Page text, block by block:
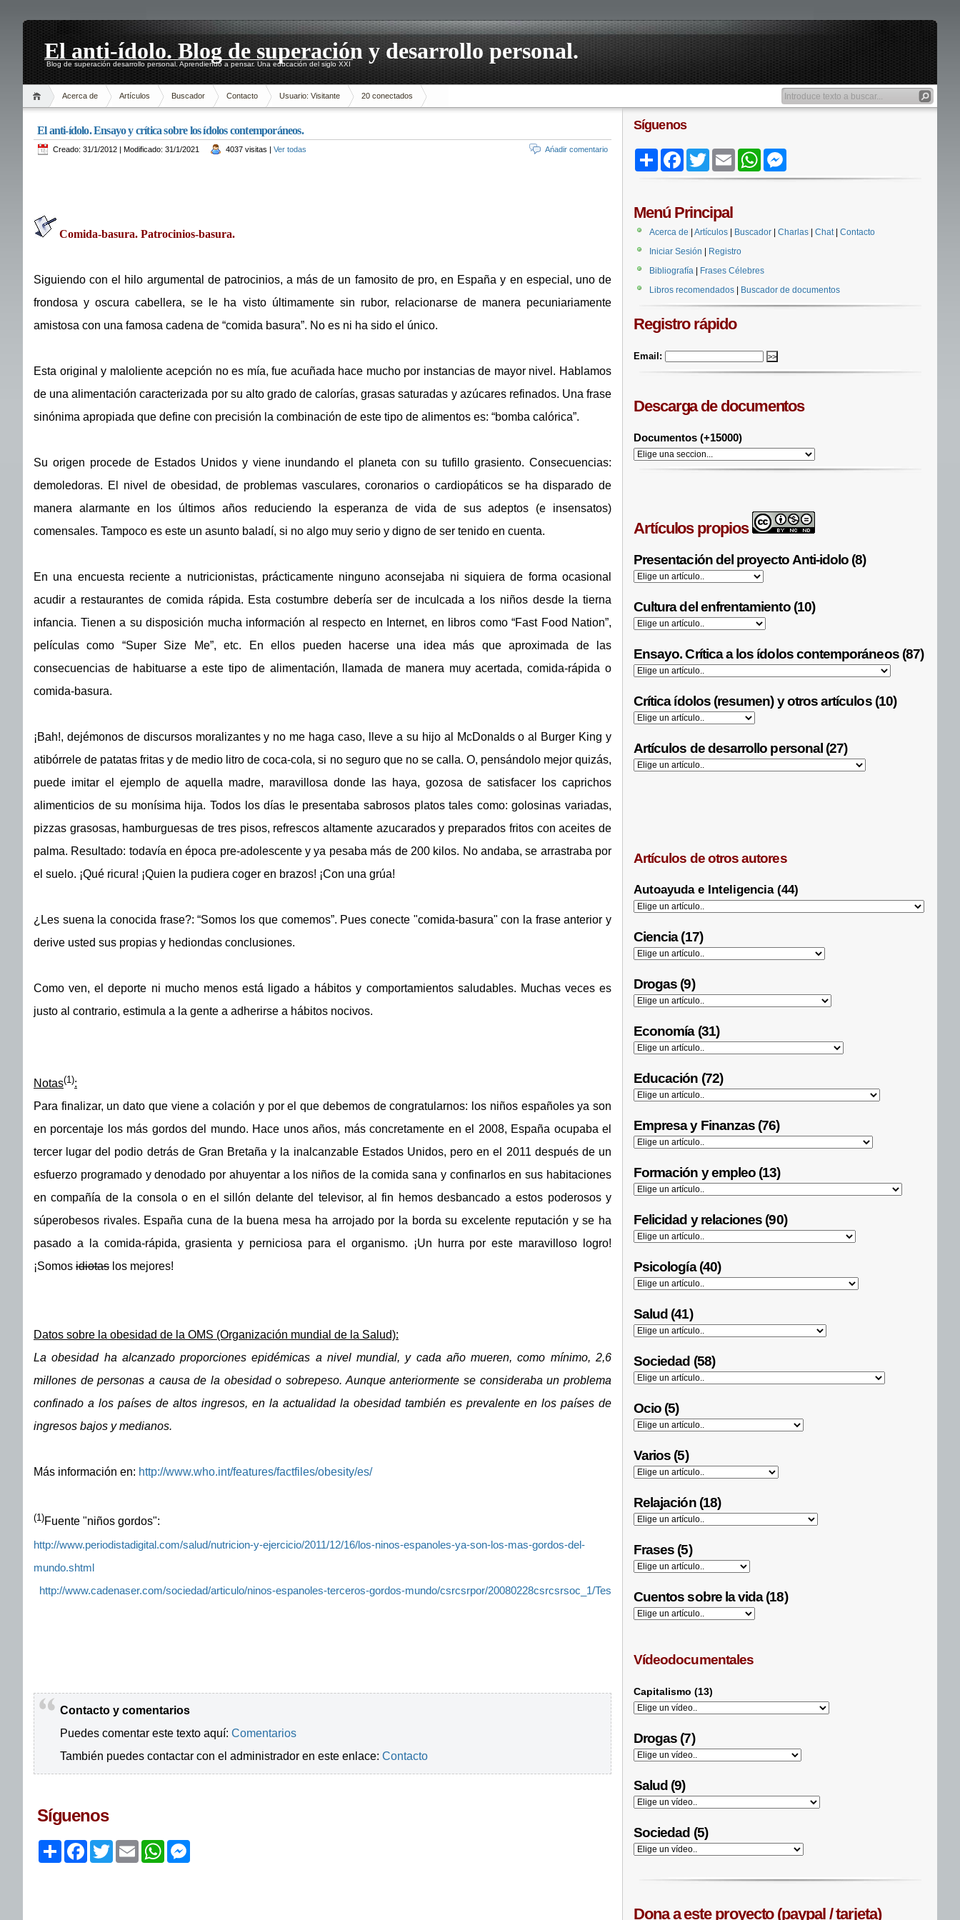
El anti-ídolo. Blog de superación y desarrollo personal.
Blog de superación desarrollo personal. Aprendiendo a pensar. Una educación del siglo XXI
Acerca de Artículos Buscador Contacto Usuario: Visitante 20 conectados
El anti-ídolo. Ensayo y crítica sobre los ídolos contemporáneos.
Creado: 31/1/2012 | Modificado: 31/1/2021 4037 visitas | Ver todas Ańadir comentario
Comida-basura. Patrocinios-basura.
Siguiendo con el hilo argumental de patrocinios, a más de un famosito de pro, en España y en especial, uno de
frondosa y oscura cabellera, se le ha visto últimamente sin rubor, relacionarse de manera pecuniariamente
amistosa con una famosa cadena de “comida basura”. No es ni ha sido el único.
Esta original y maloliente acepción no es mía, fue acuñada hace mucho por instancias de mayor nivel. Hablamos
de una alimentación caracterizada por su alto grado de calorías, grasas saturadas y azúcares refinados. Una frase
sinónima apropiada que define con precisión la combinación de este tipo de alimentos es: “bomba calórica”.
Su origen procede de Estados Unidos y viene inundando el planeta con su tufillo grasiento. Consecuencias:
demoledoras. El nivel de obesidad, de problemas vasculares, coronarios o cardiopáticos se ha disparado de
manera alarmante en los últimos años reduciendo la esperanza de vida de sus adeptos (e insensatos)
comensales. Tampoco es este un asunto baladí, si no algo muy serio y digno de ser tenido en cuenta.
En una encuesta reciente a nutricionistas, prácticamente ninguno aconsejaba ni siquiera de forma ocasional
acudir a restaurantes de comida rápida. Esta costumbre debería ser de inculcada a los niños desde la tierna
infancia. Tienen a su disposición mucha información al respecto en Internet, en libros como “Fast Food Nation”,
películas como “Super Size Me”, etc. En ellos pueden hacerse una idea más que aproximada de las
consecuencias de habituarse a este tipo de alimentación, llamada de manera muy acertada, comida-rápida o
comida-basura.
¡Bah!, dejémonos de discursos moralizantes y no me haga caso, lleve a su hijo al McDonalds o al Burger King y
atibórrele de patatas fritas y de medio litro de coca-cola, si no seguro que no se calla. O, pensándolo mejor quizás,
puede imitar el ejemplo de aquella madre, maravillosa donde las haya, gozosa de satisfacer los caprichos
alimenticios de su monísima hija. Todos los días le presentaba sabrosos platos tales como: golosinas variadas,
pizzas grasosas, hamburguesas de tres pisos, refrescos altamente azucarados y preparados fritos con aceites de
palma. Resultado: todavía en época pre-adolescente y ya pesaba más de 200 kilos. No andaba, se arrastraba por
el suelo. ¡Qué ricura! ¡Quien la pudiera coger en brazos! ¡Con una grúa!
¿Les suena la conocida frase?: “Somos los que comemos”. Pues conecte "comida-basura" con la frase anterior y
derive usted sus propias y hediondas conclusiones.
Como ven, el deporte ni mucho menos está ligado a hábitos y comportamientos saludables. Muchas veces es
justo al contrario, estimula a la gente a adherirse a hábitos nocivos.
Notas(1):
Para finalizar, un dato que viene a colación y por el que debemos de congratularnos: los niños españoles ya son
en porcentaje los más gordos del mundo. Hace unos años, más concretamente en el 2008, España ocupaba el
tercer lugar del podio detrás de Gran Bretaña y la inalcanzable Estados Unidos, pero en el 2011 después de un
esfuerzo programado y denodado por ahuyentar a los niños de la comida sana y confinarlos en sus habitaciones
en compañía de la consola o en el sillón delante del televisor, al fin hemos desbancado a estos poderosos y
súperobesos rivales. España cuna de la buena mesa ha arrojado por la borda su excelente reputación y se ha
pasado a la comida-rápida, grasienta y perniciosa para el organismo. ¡Un hurra por este maravilloso logro!
¡Somos idiotas los mejores!
Datos sobre la obesidad de la OMS (Organización mundial de la Salud):
La obesidad ha alcanzado proporciones epidémicas a nivel mundial, y cada año mueren, como mínimo, 2,6
millones de personas a causa de la obesidad o sobrepeso. Aunque anteriormente se consideraba un problema
confinado a los países de altos ingresos, en la actualidad la obesidad también es prevalente en los países de
ingresos bajos y medianos.
Más información en: http://www.who.int/features/factfiles/obesity/es/
(1)Fuente "niños gordos":
http://www.periodistadigital.com/salud/nutricion-y-ejercicio/2011/12/16/los-ninos-espanoles-ya-son-los-mas-gordos-del-
mundo.shtml
http://www.cadenaser.com/sociedad/articulo/ninos-espanoles-terceros-gordos-mundo/csrcsrpor/20080228csrcsrsoc_1/Tes
Contacto y comentarios
Puedes comentar este texto aquí: Comentarios
También puedes contactar con el administrador en este enlace: Contacto
Síguenos
ShareFacebook
TwitterEmailWhatsApp
Síguenos
Share FacebookTwitter Email WhatsApp
Menú Principal
Acerca de Artículos Buscador Charlas Chat| Contacto
Iniciar Sesión
Registro
Bibliografía
Frases Célebres
Libros recomendados
Buscador de documentos
Registro rápido
Email:
Descarga de documentos
Documentos (+15000)
Artículos propios
Presentación del proyecto Anti-idolo (8)
Cultura del enfrentamiento (10)
Ensayo. Crítica a los ídolos contemporáneos (87)
Crítica ídolos (resumen) y otros artículos (10)
Artículos de desarrollo personal (27)
Artículos de otros autores
Autoayuda e Inteligencia (44)
Ciencia (17)
Drogas (9)
Economía (31)
Educación (72)
Empresa y Finanzas (76)
Formación y empleo (13)
Felicidad y relaciones (90)
Psicología (40)
Salud (41)
Sociedad (58)
Ocio (5)
Varios (5)
Relajación (18)
Frases (5)
Cuentos sobre la vida (18)
Vídeodocumentales
Capitalismo (13)
Drogas (7)
Salud (9)
Sociedad (5)
Dona a este proyecto (paypal / tarjeta)